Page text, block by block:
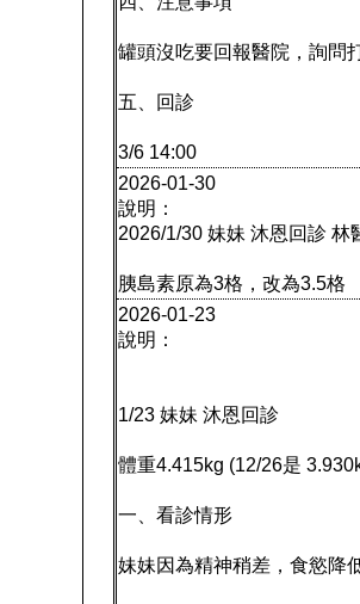
罐頭沒吃要回報醫院，詢問
五、回診
3/6 14:00
2026-01-30
說明：
2026/1/30 妹妹 沐恩回診 林
胰島素原為3格，改為3.5格
2026-01-23
說明：
1/23 妹妹 沐恩回診
體重4.415kg (12/26是
一、看診情形
妹妹因為精神稍差，食慾降